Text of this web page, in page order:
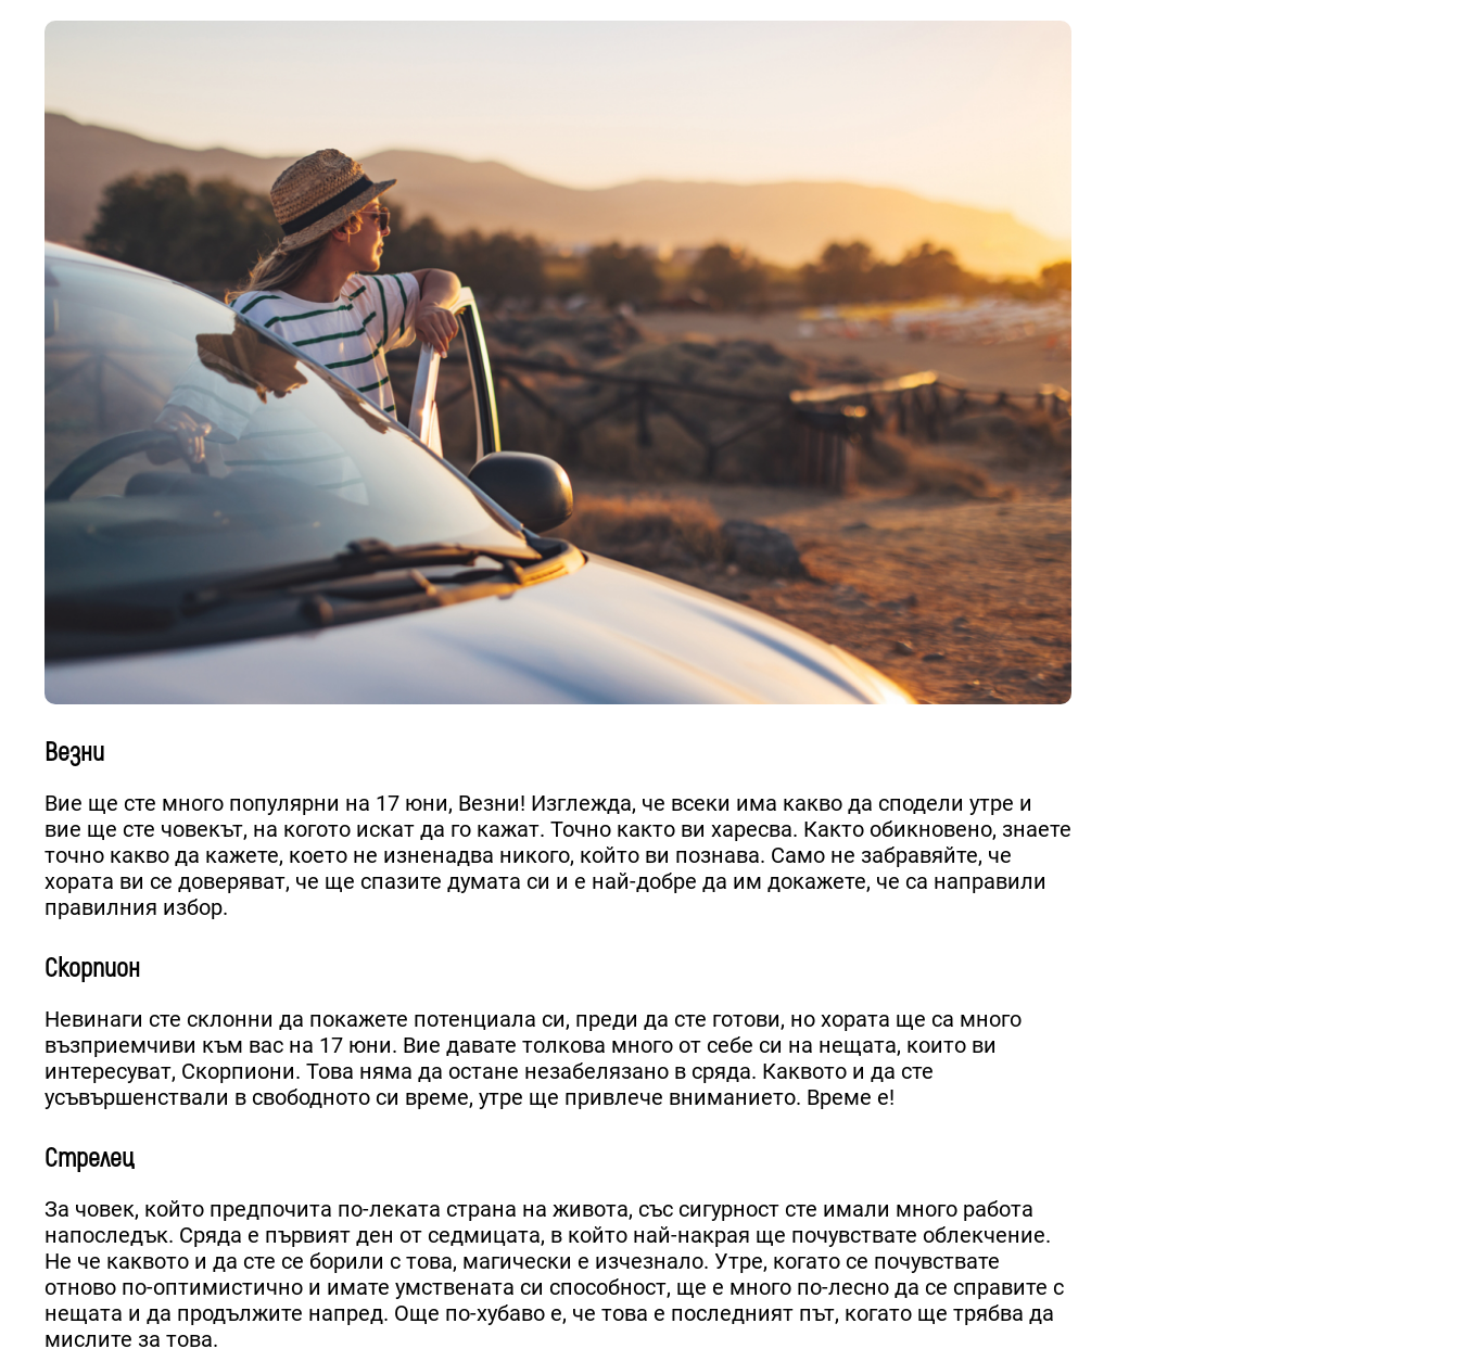
Везни
Вие ще сте много популярни на 17 юни, Везни! Изглежда, че всеки има какво да сподели утре и
вие ще сте човекът, на когото искат да го кажат. Точно както ви харесва. Както обикновено, знаете
точно какво да кажете, което не изненадва никого, който ви познава. Само не забравяйте, че
хората ви се доверяват, че ще спазите думата си и е най-добре да им докажете, че са направили
правилния избор.
Скорпион
Невинаги сте склонни да покажете потенциала си, преди да сте готови, но хората ще са много
възприемчиви към вас на 17 юни. Вие давате толкова много от себе си на нещата, които ви
интересуват, Скорпиони. Това няма да остане незабелязано в сряда. Каквото и да сте
усъвършенствали в свободното си време, утре ще привлече вниманието. Време е!
Стрелец
За човек, който предпочита по-леката страна на живота, със сигурност сте имали много работа
напоследък. Сряда е първият ден от седмицата, в който най-накрая ще почувствате облекчение.
Не че каквото и да сте се борили с това, магически е изчезнало. Утре, когато се почувствате
отново по-оптимистично и имате умствената си способност, ще е много по-лесно да се справите с
нещата и да продължите напред. Още по-хубаво е, че това е последният път, когато ще трябва да
мислите за това.